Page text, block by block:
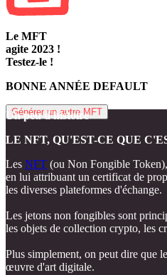
Le MFT
agite 2023 !
Testez-le !
BONNE ANNÉE DEFAULT
Générer un autre MFT
Un peu d'histoire
LE NFT, QU'EST-CE QUE
Les NFT (ou Non Fongible
en lui attribuant un certificat de
les diverses plateformes d'échange.
Les jetons non fongibles sont
les objets de collection crypto, les
Plus simplement, on peut dire que
œuvre d'art digitale.